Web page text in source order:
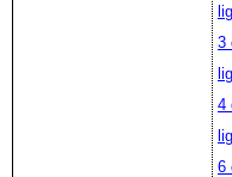
3
4
6